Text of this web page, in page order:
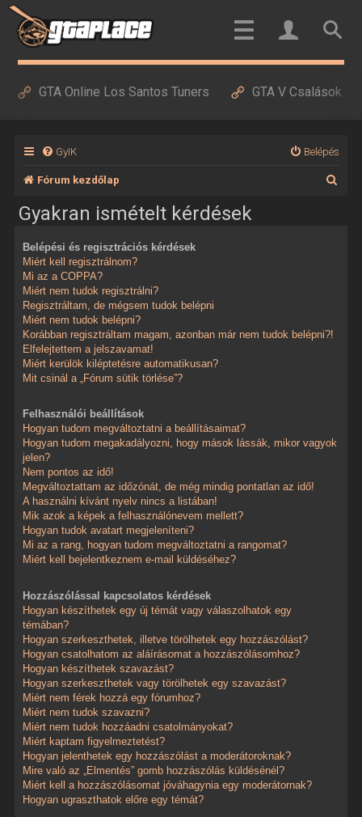
GTA Online Los Santos Tuners GTA V Csalások
GyIK Belépés
Fórum kezdőlap
Gyakran ismételt kérdések
Belépési és regisztrációs kérdések
Miért kell regisztrálnom?
Mi az a COPPA?
Miért nem tudok regisztrálni?
Regisztráltam, de mégsem tudok belépni
Miért nem tudok belépni?
Korábban regisztráltam magam, azonban már nem tudok belépni?!
Elfelejtettem a jelszavamat!
Miért kerülök kiléptetésre automatikusan?
Mit csinál a „Fórum sütik törlése”?
Felhasználói beállítások
Hogyan tudom megváltoztatni a beállításaimat?
Hogyan tudom megakadályozni, hogy mások lássák, mikor vagyok
jelen?
Nem pontos az idő!
Megváltoztattam az időzónát, de még mindig pontatlan az idő!
A használni kívánt nyelv nincs a listában!
Mik azok a képek a felhasználónevem mellett?
Hogyan tudok avatart megjeleníteni?
Mi az a rang, hogyan tudom megváltoztatni a rangomat?
Miért kell bejelentkeznem e-mail küldéséhez?
Hozzászólással kapcsolatos kérdések
Hogyan készíthetek egy új témát vagy válaszolhatok egy
témában?
Hogyan szerkeszthetek, illetve törölhetek egy hozzászólást?
Hogyan csatolhatom az aláírásomat a hozzászólásomhoz?
Hogyan készíthetek szavazást?
Hogyan szerkeszthetek vagy törölhetek egy szavazást?
Miért nem férek hozzá egy fórumhoz?
Miért nem tudok szavazni?
Miért nem tudok hozzáadni csatolmányokat?
Miért kaptam figyelmeztetést?
Hogyan jelenthetek egy hozzászólást a moderátoroknak?
Mire való az „Elmentés” gomb hozzászólás küldésénél?
Miért kell a hozzászólásomat jóváhagynia egy moderátornak?
Hogyan ugraszthatok előre egy témát?